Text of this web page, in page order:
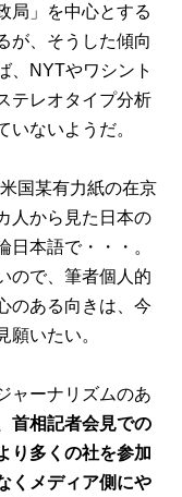
局」を中心とする
が、そうした傾向
、NYTやワシント
テレオタイプ分析
いないようだ。
国某有力紙の在京
人から見た日本の
日本語で・・・。
ので、筆者個人的
のある向きは、今
願いたい。
ャーナリズムのあ
首相記者会見での
り多くの社を参加
くメディア側にや